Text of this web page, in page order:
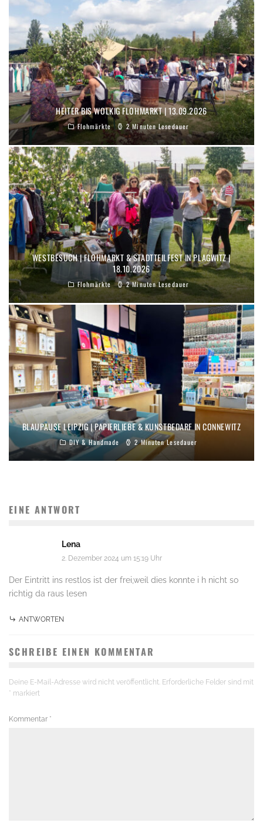
HEITER BIS WOLKIG FLOHMARKT | 13.09.2026
Flohmärkte 2 Minuten Lesedauer
WESTBESUCH | FLOHMARKT & STADTTEILFEST IN PLAGWITZ |
18.10.2026
Flohmärkte 2 Minuten Lesedauer
BLAUPAUSE LEIPZIG | PAPIERLIEBE & KUNSTBEDARF IN CONNEWITZ
DIY & Handmade 2 Minuten Lesedauer
EINE ANTWORT
Lena
2. Dezember 2024 um 15:19 Uhr
Der Eintritt ins restlos ist der frei,weil dies konnte i h nicht so
richtig da raus lesen
ANTWORTEN
SCHREIBE EINEN KOMMENTAR
Deine E-Mail-Adresse wird nicht veröffentlicht. Erforderliche Felder sind mit
* markiert
Kommentar *